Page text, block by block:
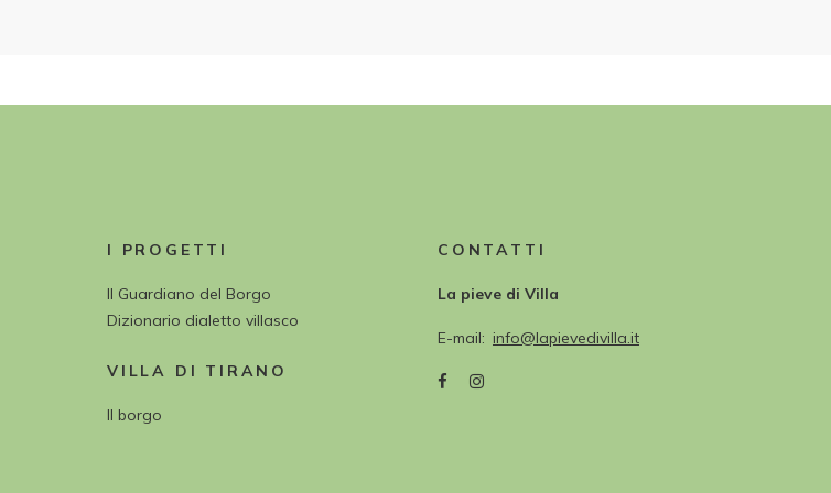
I PROGETTI
Il Guardiano del Borgo
Dizionario dialetto villasco
VILLA DI TIRANO
Il borgo
CONTATTI
La pieve di Villa
E-mail info@lapievedivilla.it